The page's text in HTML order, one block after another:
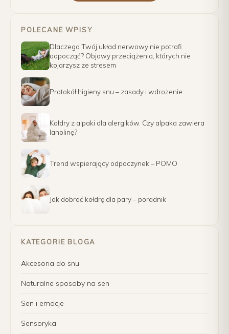
POLECANE WPISY
Dlaczego Twój układ nerwowy nie potrafi
odpocząć? Objawy przeciążenia, których nie
kojarzysz ze stresem
Protokół higieny snu – zasady i wdrożenie
Kołdry z alpaki dla alergików. Czy alpaka zawiera
lanolinę?
Trend wspierający odpoczynek – POMO
Jak dobrać kołdrę dla pary – poradnik
KATEGORIE BLOGA
Akcesoria do snu
Naturalne sposoby na sen
Sen i emocje
Sensoryka